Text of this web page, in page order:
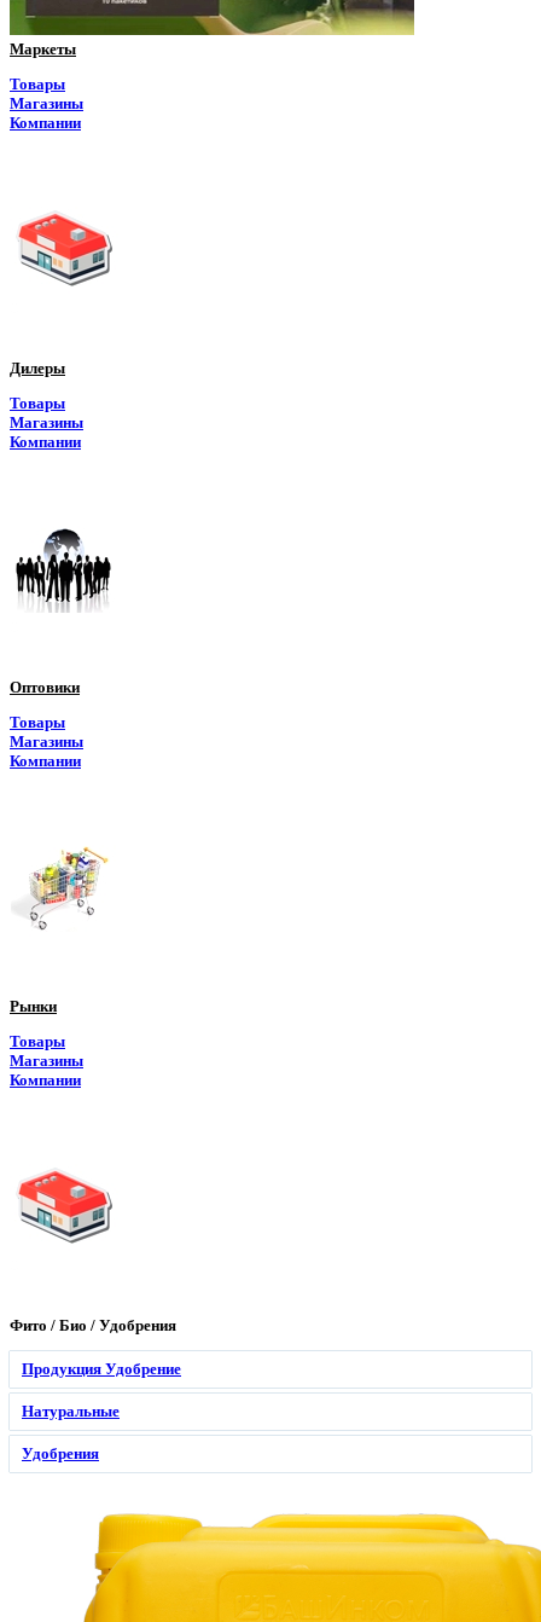
Маркеты
Товары
Магазины
Компании
Дилеры
Товары
Магазины
Компании
Оптовики
Товары
Магазины
Компании
Рынки
Товары
Магазины
Компании
Фито / Био / Удобрения
Продукция Удобрение
Натуральные
Удобрения